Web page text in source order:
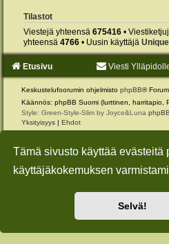
Tämä sivusto käyttää evästeitä
käyttäjäkokemuksen
Selvä!
Tilastot
Viestejä yhteensä 675416 •
yhteensä 4766 • Uusin käyttäjä Unique
Etusivu Viesti
Keskustelufoorumin ohjelmisto phpBB®
Käännös: phpBB Suomi (lurttinen, harritapio,
Style: Green-Style-Slim by Joyce&Luna
Yksityisyys | Ehdot